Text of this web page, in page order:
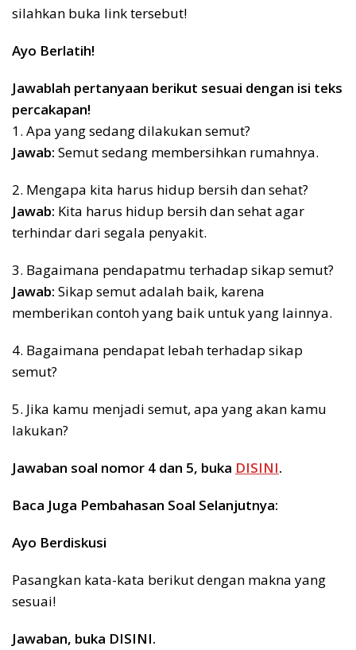
silahkan buka link tersebut!
Ayo Berlatih!
Jawablah pertanyaan berikut sesuai dengan isi teks
percakapan!
1. Apa yang sedang dilakukan semut?
Jawab: Semut sedang membersihkan rumahnya.
2. Mengapa kita harus hidup bersih dan sehat?
Jawab: Kita harus hidup bersih dan sehat agar
terhindar dari segala penyakit.
3. Bagaimana pendapatmu terhadap sikap semut?
Jawab: Sikap semut adalah baik, karena
memberikan contoh yang baik untuk yang lainnya.
4. Bagaimana pendapat lebah terhadap sikap
semut?
5. Jika kamu menjadi semut, apa yang akan kamu
lakukan?
Jawaban soal nomor 4 dan 5, buka DISINI.
Baca Juga Pembahasan Soal Selanjutnya:
Ayo Berdiskusi
Pasangkan kata-kata berikut dengan makna yang
sesuai!
Jawaban, buka DISINI.